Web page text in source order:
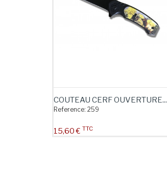
COUTEAU CERF OUVERTURE...
Reference: 259
Prix
15,60 € TTC